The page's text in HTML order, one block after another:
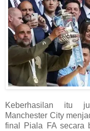
Keberhasilan itu
Manchester City
final Piala FA secara